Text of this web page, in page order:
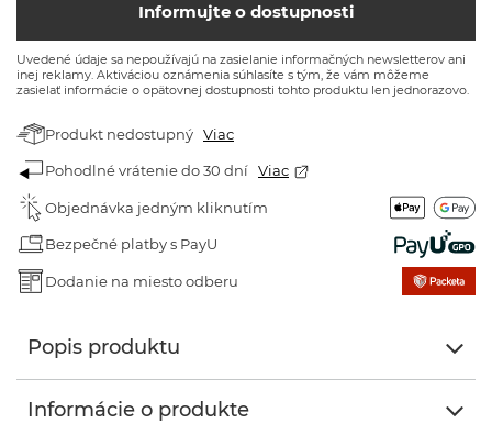
Informujte o dostupnosti
Uvedené údaje sa nepoužívajú na zasielanie informačných newsletterov ani
inej reklamy. Aktiváciou oznámenia súhlasíte s tým, že vám môžeme
zasielať informácie o opätovnej dostupnosti tohto produktu len jednorazovo.
Produkt nedostupný Viac
Pohodlné vrátenie do 30 dní Viac
Objednávka jedným kliknutím
Bezpečné platby s PayU
Dodanie na miesto odberu
Popis produktu
Informácie o produkte